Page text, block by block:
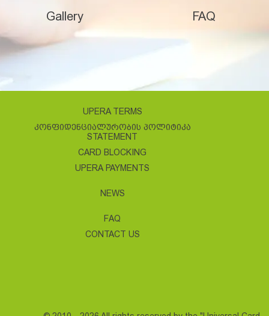
Gallery FAQ
UPERA TERMS
ᲙᲝᲜᲤᲘᲓᲔᲜᲪᲘᲐᲚᲣᲠᲝᲑᲘᲡ ᲞᲝᲚᲘᲢᲘᲙᲐ
STATEMENT
CARD BLOCKING
UPERA PAYMENTS
NEWS
FAQ
CONTACT US